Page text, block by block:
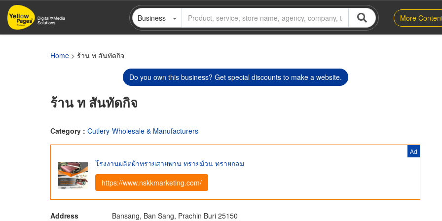
Skip
main
Business More
Home > ร้าน ท สันทัดกิจ
Do you own this business? Get special discounts to make a website.
ร้าน ท สันทัดกิจ
Category : Cutlery-Wholesale & Manufacturers
Ad
โรงงานผลิตผ้าทรายสายพาน ทรายม้วน ทรายกลม
https://www.nskkmarketing.com/
Address Bansang, Ban Sang, Prachin Buri 25150